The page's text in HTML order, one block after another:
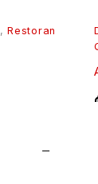
, Restoran